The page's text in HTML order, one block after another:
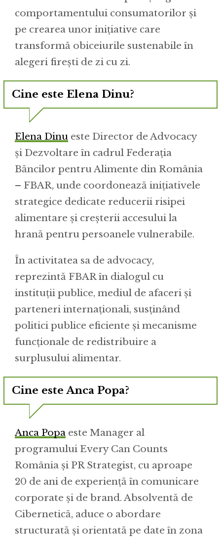
comportamentului consumatorilor și
pe crearea unor inițiative care
transformă obiceiurile sustenabile în
alegeri firești de zi cu zi.
Cine este Elena Dinu?
Elena Dinu este Director de Advocacy
și Dezvoltare în cadrul Federația
Băncilor pentru Alimente din România
– FBAR, unde coordonează inițiativele
strategice dedicate reducerii risipei
alimentare și creșterii accesului la
hrană pentru persoanele vulnerabile.
În activitatea sa de advocacy,
reprezintă FBAR în dialogul cu
instituții publice, mediul de afaceri și
parteneri internaționali, susținând
politici publice eficiente și mecanisme
funcționale de redistribuire a
surplusului alimentar.
Cine este Anca Popa?
Anca Popa este Manager al
programului Every Can Counts
România și PR Strategist, cu aproape
20 de ani de experiență în comunicare
corporate și de brand. Absolventă de
Cibernetică, aduce o abordare
structurată și orientată pe date în zona